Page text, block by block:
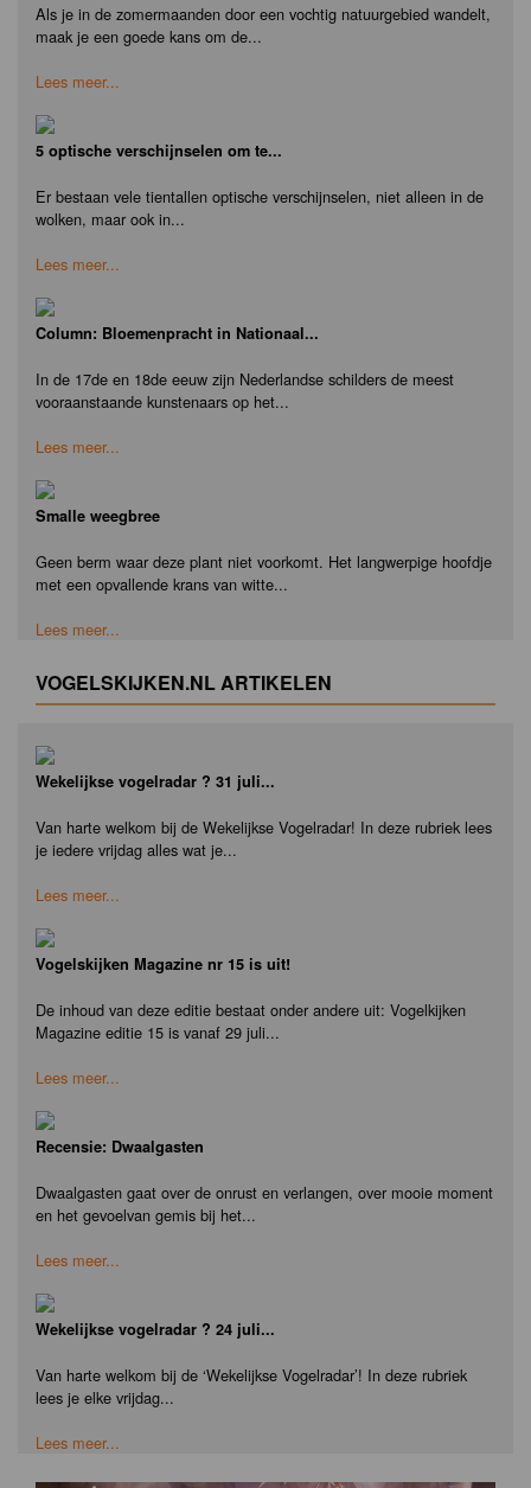
Als je in de zomermaanden door een vochtig natuurgebied wandelt,
maak je een goede kans om de...
Lees meer...
5 optische verschijnselen om te...
Er bestaan vele tientallen optische verschijnselen, niet alleen in de
wolken, maar ook in...
Lees meer...
Column: Bloemenpracht in Nationaal...
In de 17de en 18de eeuw zijn Nederlandse schilders de meest
vooraanstaande kunstenaars op het...
Lees meer...
Smalle weegbree
Geen berm waar deze plant niet voorkomt. Het langwerpige hoofdje
met een opvallende krans van witte...
Lees meer...
VOGELSKIJKEN.NL ARTIKELEN
Wekelijkse vogelradar ? 31 juli...
Van harte welkom bij de Wekelijkse Vogelradar! In deze rubriek lees
je iedere vrijdag alles wat je...
Lees meer...
Vogelskijken Magazine nr 15 is uit!
De inhoud van deze editie bestaat onder andere uit: Vogelkijken
Magazine editie 15 is vanaf 29 juli...
Lees meer...
Recensie: Dwaalgasten
Dwaalgasten gaat over de onrust en verlangen, over mooie moment
en het gevoelvan gemis bij het...
Lees meer...
Wekelijkse vogelradar ? 24 juli...
Van harte welkom bij de ‘Wekelijkse Vogelradar’! In deze rubriek
lees je elke vrijdag...
Lees meer...